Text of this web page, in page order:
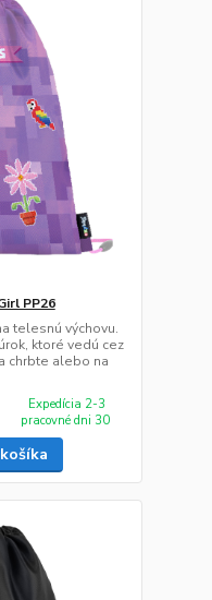
PP26
telesnú výchovu.
ktoré vedú cez
chrbte alebo na
Expedícia 2-3
pracovné dni 30